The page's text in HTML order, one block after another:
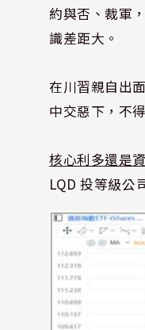
約與否、裁軍
識差距大。
在川習親自出
中交惡下，不
核心利多還是
LQD 投等級公